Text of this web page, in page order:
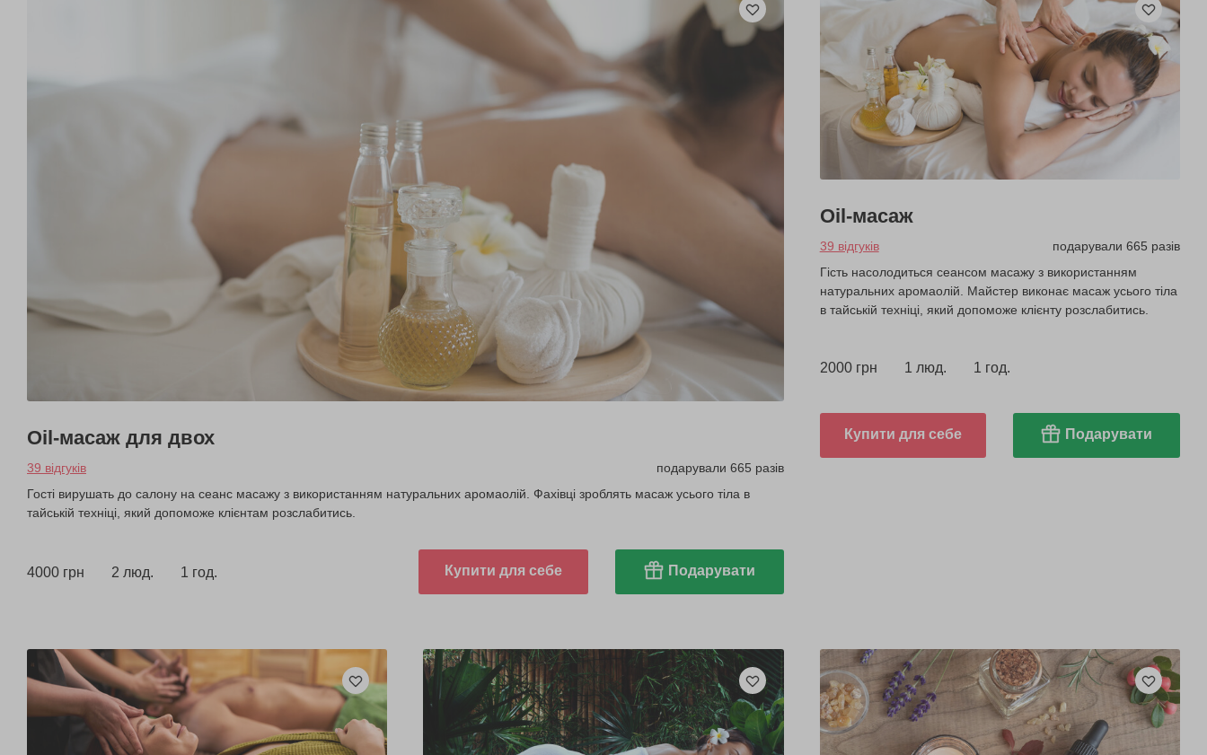
Oil-масаж для двох
39 відгуків
подарували 665 разів
Гості вирушать до салону на сеанс масажу з використанням натуральних аромаолій. Фахівці зроблять масаж усього тіла в
тайській техніці, який допоможе клієнтам розслабитись.
4000 грн 2 люд. 1 год. Купити для себе Подарувати
Oil-масаж
39 відгуків
подарували 665 разів
Гість насолодиться сеансом масажу з використанням
натуральних аромаолій. Майстер виконає масаж усього тіла
в тайській техніці, який допоможе клієнту розслабитись.
2000 грн 1 люд. 1 год.
Купити для себе Подарувати